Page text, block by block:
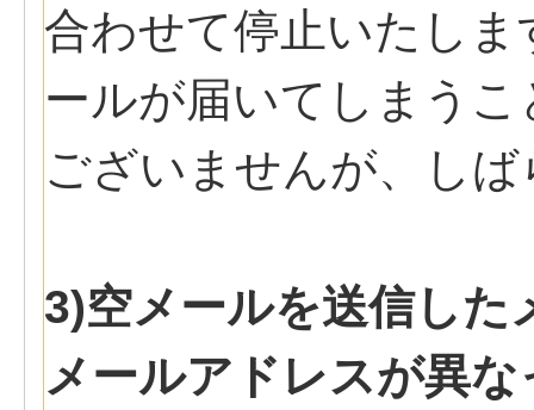
合わせて停止いたし
ールが届いてしまう
ございませんが、し
3)空メールを送信した
メールアドレスが異